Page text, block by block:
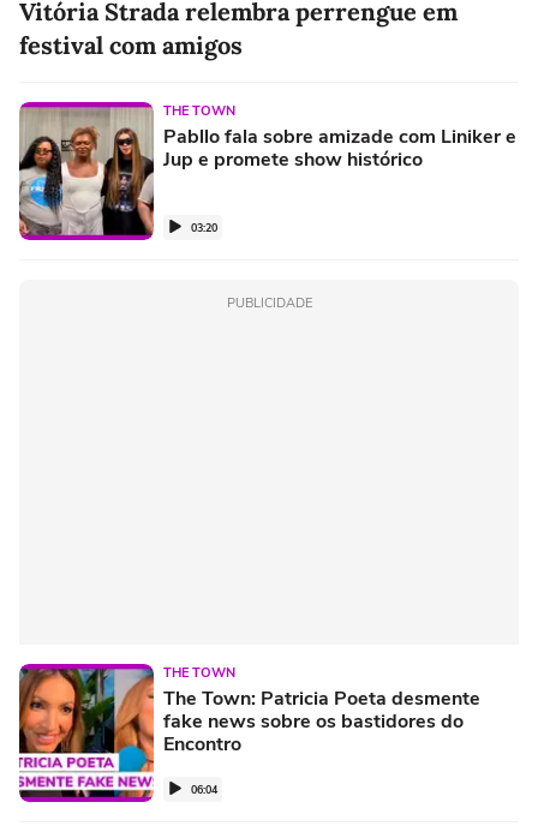
Vitória Strada relembra perrengue em
festival com amigos
THE TOWN
Pabllo fala sobre amizade com Liniker e
Jup e promete show histórico
03:20
PUBLICIDADE
THE TOWN
The Town: Patricia Poeta desmente
fake news sobre os bastidores do
Encontro
06:04